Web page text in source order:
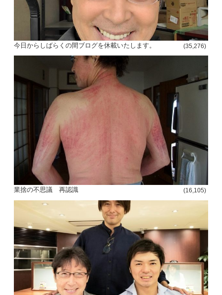
今日からしばらくの間ブログを休載いたします。 (35,276)
業捨の不思議 再認識 (16,105)